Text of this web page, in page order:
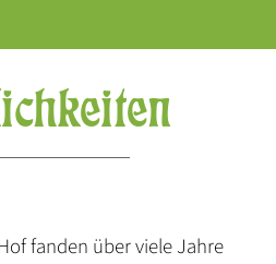
fanden über viele Jahre